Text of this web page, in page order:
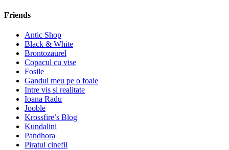
Friends
Antic Shop
Black & White
Brontozaurel
Copacul cu vise
Fosile
Gandul meu pe o foaie
Intre vis si realitate
Ioana Radu
Jooble
Krossfire’s Blog
Kundalini
Pandhora
Piratul cinefil